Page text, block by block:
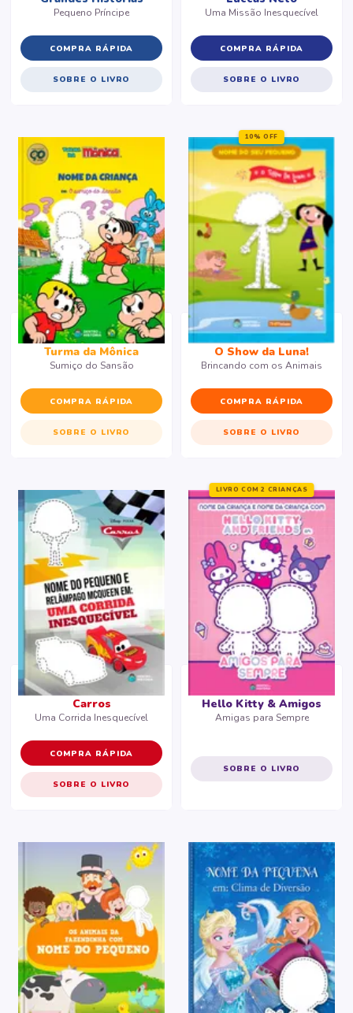
Pequeno Príncipe
COMPRA RÁPIDA
SOBRE O LIVRO
Uma Missão Inesquecível
COMPRA RÁPIDA
SOBRE O LIVRO
Turma da Mônica
Sumiço do Sansão
COMPRA RÁPIDA
SOBRE O LIVRO
10% OFF
O Show da Luna!
Brincando com os Animais
COMPRA RÁPIDA
SOBRE O LIVRO
Carros
Uma Corrida Inesquecível
COMPRA RÁPIDA
SOBRE O LIVRO
LIVRO COM 2 CRIANÇAS
Hello Kitty & Amigos
Amigas para Sempre
SOBRE O LIVRO